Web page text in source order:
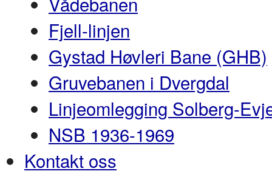
Fjell-linjen
Gystad Høvleri Bane (GHB)
Gruvebanen i Dvergdal
Linjeomlegging Solberg-
NSB 1936-1969
Kontakt oss